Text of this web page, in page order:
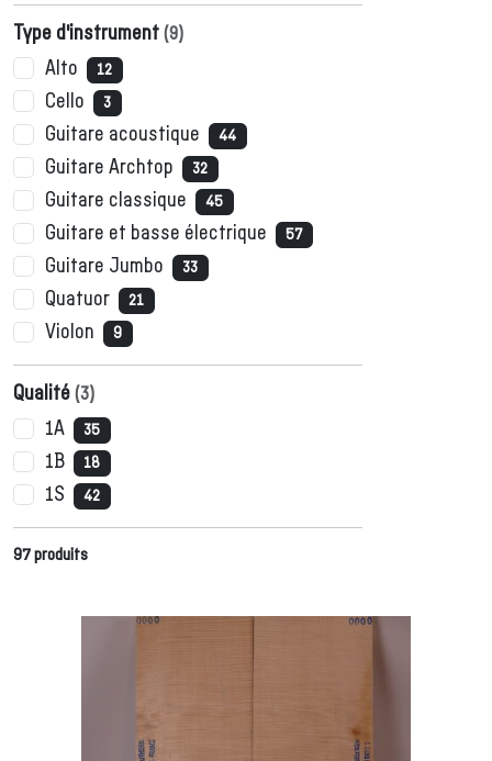
Type d'instrument (9)
Alto 12
Cello 3
Guitare acoustique 44
Guitare Archtop 32
Guitare classique 45
Guitare et basse électrique 57
Guitare Jumbo 33
Quatuor 21
Violon 9
Qualité (3)
1A 35
1B 18
1S 42
97produits